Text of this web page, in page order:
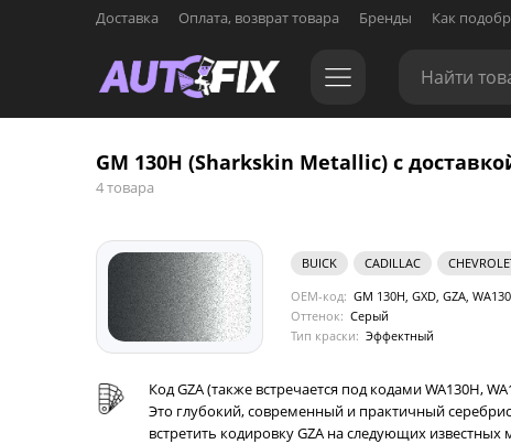
Доставка Оплата, возврат товара Бренды Как
GM 130H (Sharkskin Metallic) с
4 товара
BUICK CADILLAC
OEM-код: GM 130H, GXD, GZA,
Оттенок: Серый
Тип краски: Эффектный
Код GZA (также встречается под кодами WA130H,
Это глубокий, современный и практичный
встретить кодировку GZA на следующих